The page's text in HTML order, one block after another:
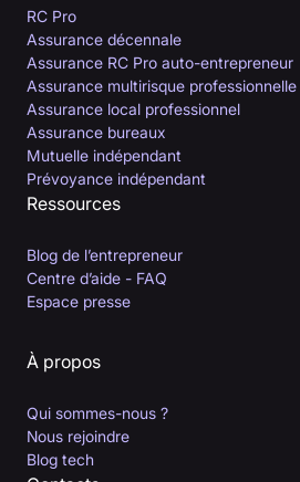
RC Pro
Assurance décennale
Assurance RC Pro auto-entrepreneur
Assurance multirisque professionnelle
Assurance local professionnel
Assurance bureaux
Mutuelle indépendant
Prévoyance indépendant
Ressources
Blog de l’entrepreneur
Centre d’aide - FAQ
Espace presse
À propos
Qui sommes-nous ?
Nous rejoindre
Blog tech